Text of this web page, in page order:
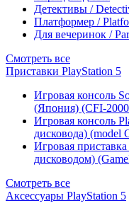
Детективы /
Платформер /
Для вечеринок /
Смотреть все
Приставки PlayStation 5
Игровая консоль
(Япония) (CFI-
Игровая консоль
дисковода) (model
Игровая
дисководом)
Смотреть все
Аксессуары PlayStation 5